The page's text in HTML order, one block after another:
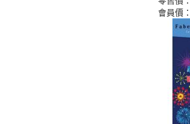
會員價